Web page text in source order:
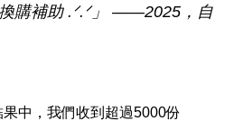
換購補助 .ᐟ.ᐟ」 ——2025，自
中，我們收到超過5000份